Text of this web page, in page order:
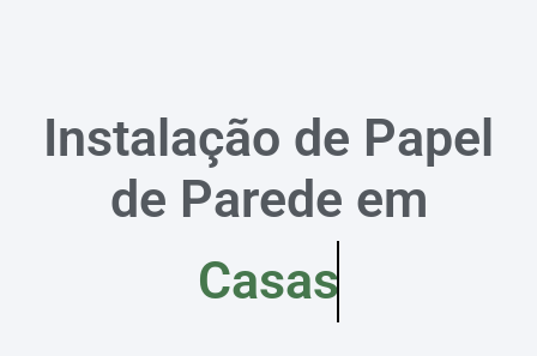
Instalação de Papel
de Parede em
Casas